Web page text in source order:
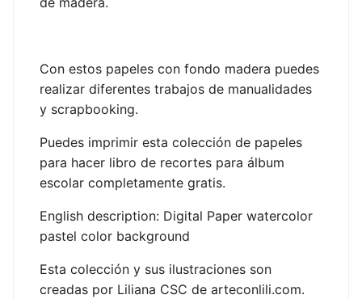
Con estos papeles con fondo madera puedes
realizar diferentes trabajos de manualidades
y scrapbooking.
Puedes imprimir esta colección de papeles
para hacer libro de recortes para álbum
escolar completamente gratis.
English description: Digital Paper watercolor
pastel color background
Esta colección y sus ilustraciones son
creadas por Liliana CSC de arteconlili.com.